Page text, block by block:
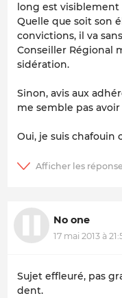
long est
Quelle que soit son
convictions, il va
Conseiller Régional
sidération.
Sinon, avis aux
me semble pas
Oui, je suis chafouin
No one
17 mai 2013 à
Sujet effleuré, pas
dent.